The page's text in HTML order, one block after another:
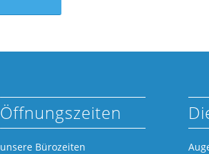
Öffnungszeiten
unsere Bürozeiten